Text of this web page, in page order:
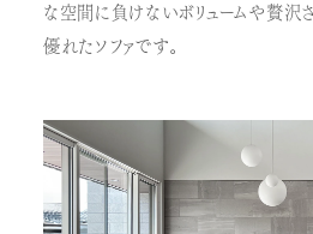
な空間に負けないボリュームや贅沢
優れたソファです。